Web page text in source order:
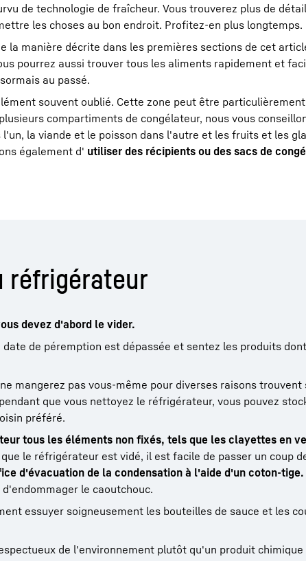
de technologie de fraîcheur. Vous trouverez plus de
les choses au bon endroit. Profitez-en plus longtemps.
la manière décrite dans les premières sections de cet
pourrez aussi trouver tous les aliments rapidement et
au passé.
souvent oublié. Cette zone peut être
compartiments de congélateur, nous vous
la viande et le poisson dans l'autre et les fruits et les
également d' utiliser des récipients ou des sacs de
réfrigérateur
devez d'abord le vider.
de péremption est dépassée et sentez les produits
mangerez pas vous-même pour diverses raisons
que vous nettoyez le réfrigérateur, vous pouvez
préféré.
tous les éléments non fixés, tels que les clayettes en
le réfrigérateur est vidé, il est facile de passer un coup
d'évacuation de la condensation à l'aide d'un coton-tige.
le caoutchouc.
essuyer soigneusement les bouteilles de sauce et les
de l'environnement plutôt qu'un produit